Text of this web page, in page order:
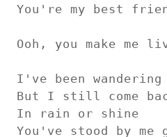
You're my best
Ooh, you make me
I've been wandering
But I still come
In rain or shine
You've stood by me